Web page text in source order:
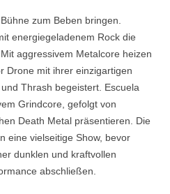
zum Beben bringen.
energiegeladenem Rock die
aggressivem Metalcore heizen
Drone mit ihrer einzigartigen
Thrash begeistert. Escuela
Grindcore, gefolgt von
Death Metal präsentieren. Die
eine vielseitige Show, bevor
dunklen und kraftvollen
abschließen.